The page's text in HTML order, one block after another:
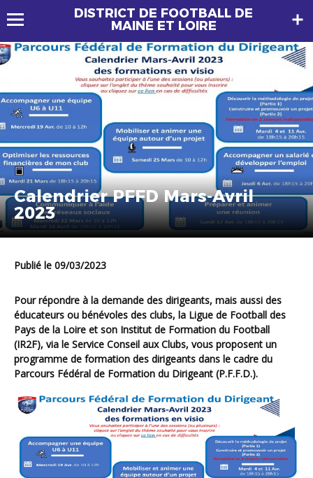
DISTRICT DE FOOTBALL DE
MAINE ET LOIRE
Calendrier PFFD Mars-Avril
2023
Publié le 09/03/2023
Pour répondre à la demande des dirigeants, mais aussi des
éducateurs ou bénévoles des clubs, la Ligue de Football des
Pays de la Loire et son Institut de Formation du Football
(IR2F), via le Service Conseil aux Clubs, vous proposent un
programme de formation des dirigeants dans le cadre du
Parcours Fédéral de Formation du Dirigeant (P.F.F.D.).